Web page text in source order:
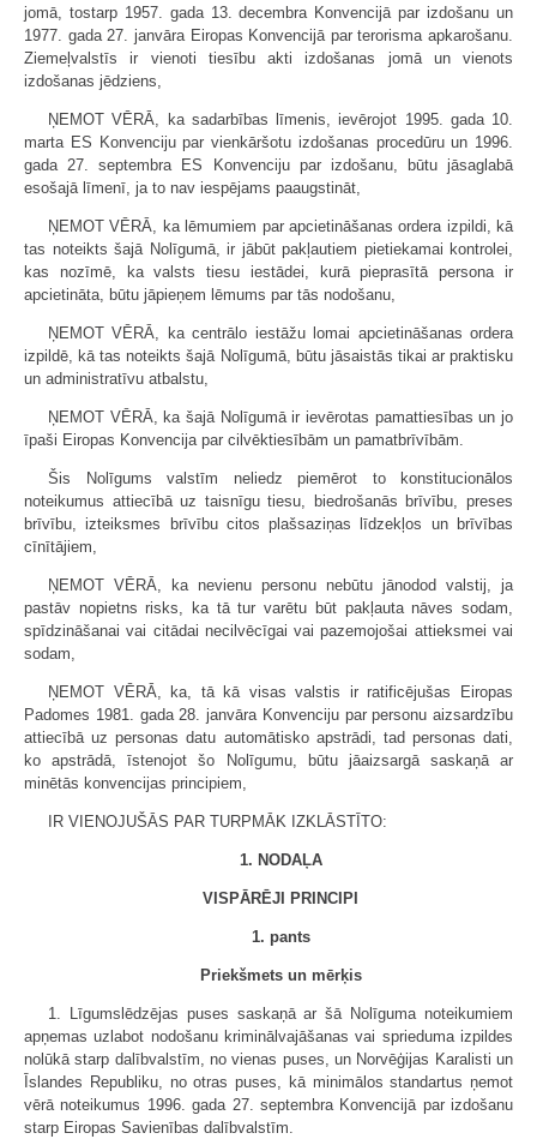
jomā, tostarp 1957. gada 13. decembra Konvencijā par izdošanu un
1977. gada 27. janvāra Eiropas Konvencijā par terorisma apkarošanu.
Ziemeļvalstīs ir vienoti tiesību akti izdošanas jomā un vienots
izdošanas jēdziens,
ŅEMOT VĒRĀ, ka sadarbības līmenis, ievērojot 1995. gada 10.
marta ES Konvenciju par vienkāršotu izdošanas procedūru un 1996.
gada 27. septembra ES Konvenciju par izdošanu, būtu jāsaglabā
esošajā līmenī, ja to nav iespējams paaugstināt,
ŅEMOT VĒRĀ, ka lēmumiem par apcietināšanas ordera izpildi, kā
tas noteikts šajā Nolīgumā, ir jābūt pakļautiem pietiekamai kontrolei,
kas nozīmē, ka valsts tiesu iestādei, kurā pieprasītā persona ir
apcietināta, būtu jāpieņem lēmums par tās nodošanu,
ŅEMOT VĒRĀ, ka centrālo iestāžu lomai apcietināšanas ordera
izpildē, kā tas noteikts šajā Nolīgumā, būtu jāsaistās tikai ar praktisku
un administratīvu atbalstu,
ŅEMOT VĒRĀ, ka šajā Nolīgumā ir ievērotas pamattiesības un jo
īpaši Eiropas Konvencija par cilvēktiesībām un pamatbrīvībām.
Šis Nolīgums valstīm neliedz piemērot to konstitucionālos
noteikumus attiecībā uz taisnīgu tiesu, biedrošanās brīvību, preses
brīvību, izteiksmes brīvību citos plašsaziņas līdzekļos un brīvības
cīnītājiem,
ŅEMOT VĒRĀ, ka nevienu personu nebūtu jānodod valstij, ja
pastāv nopietns risks, ka tā tur varētu būt pakļauta nāves sodam,
spīdzināšanai vai citādai necilvēcīgai vai pazemojošai attieksmei vai
sodam,
ŅEMOT VĒRĀ, ka, tā kā visas valstis ir ratificējušas Eiropas
Padomes 1981. gada 28. janvāra Konvenciju par personu aizsardzību
attiecībā uz personas datu automātisko apstrādi, tad personas dati,
ko apstrādā, īstenojot šo Nolīgumu, būtu jāaizsargā saskaņā ar
minētās konvencijas principiem,
IR VIENOJUŠĀS PAR TURPMĀK IZKLĀSTĪTO:
1. NODAĻA
VISPĀRĒJI PRINCIPI
1. pants
Priekšmets un mērķis
1. Līgumslēdzējas puses saskaņā ar šā Nolīguma noteikumiem
apņemas uzlabot nodošanu kriminālvajāšanas vai sprieduma izpildes
nolūkā starp dalībvalstīm, no vienas puses, un Norvēģijas Karalisti un
Īslandes Republiku, no otras puses, kā minimālos standartus ņemot
vērā noteikumus 1996. gada 27. septembra Konvencijā par izdošanu
starp Eiropas Savienības dalībvalstīm.